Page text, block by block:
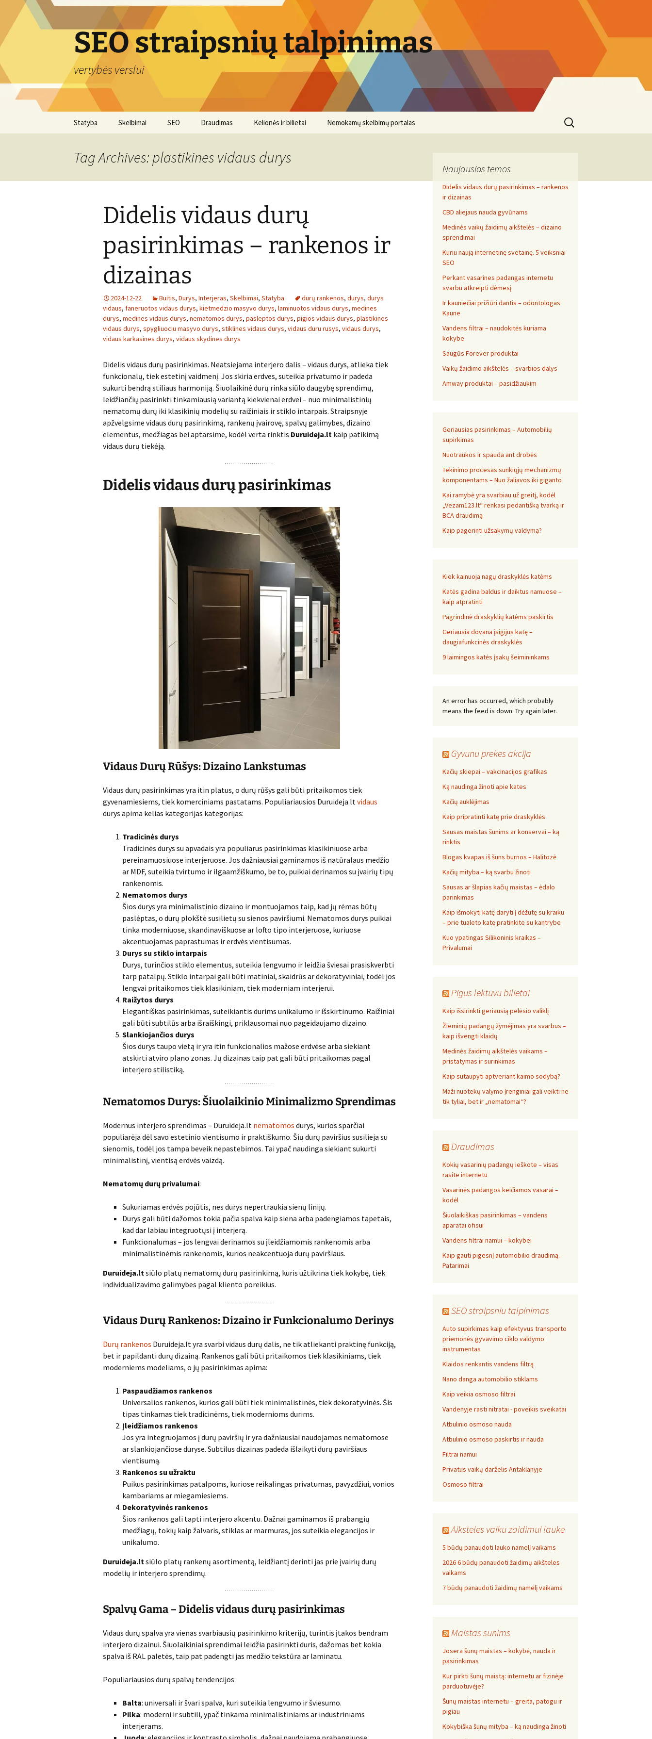
content
SEO straipsnių talpinimas
vertybės verslui
Statyba Skelbimai SEO Draudimas Kelionės ir bilietai Nemokamų skelbimų portalas
Search
for:
Tag Archives: plastikines vidaus durys
Didelis vidaus durų
pasirinkimas – rankenos ir
dizainas
2024-12-22 Buitis, Durys, Interjeras, Skelbimai, Statyba durų rankenos, durys, durys
vidaus, faneruotos vidaus durys, kietmedzio masyvo durys, laminuotos vidaus durys, medines
durys, medines vidaus durys, nematomos durys, pasleptos durys, pigios vidaus durys, plastikines
vidaus durys, spygliuociu masyvo durys, stiklines vidaus durys, vidaus duru rusys, vidaus durys,
vidaus karkasines durys, vidaus skydines durys
Didelis vidaus durų pasirinkimas. Neatsiejama interjero dalis – vidaus durys, atlieka tiek
funkcionalų, tiek estetinį vaidmenį. Jos skiria erdves, suteikia privatumo ir padeda
sukurti bendrą stiliaus harmoniją. Šiuolaikinė durų rinka siūlo daugybę sprendimų,
leidžiančių pasirinkti tinkamiausią variantą kiekvienai erdvei – nuo minimalistinių
nematomų durų iki klasikinių modelių su raižiniais ir stiklo intarpais. Straipsnyje
apžvelgsime vidaus durų pasirinkimą, rankenų įvairovę, spalvų galimybes, dizaino
elementus, medžiagas bei aptarsime, kodėl verta rinktis Duruideja.lt kaip patikimą
vidaus durų tiekėją.
Didelis vidaus durų pasirinkimas
Vidaus Durų Rūšys: Dizaino Lankstumas
Vidaus durų pasirinkimas yra itin platus, o durų rūšys gali būti pritaikomos tiek
gyvenamiesiems, tiek komerciniams pastatams. Populiariausios Duruideja.ltvidaus
durys apima kelias kategorijas kategorijas:
Tradicinės durys
Tradicinės durys su apvadais yra populiarus pasirinkimas klasikiniuose arba
pereinamuosiuose interjeruose. Jos dažniausiai gaminamos iš natūralaus medžio
ar MDF, suteikia tvirtumo ir ilgaamžiškumo, be to, puikiai derinamos su įvairių tipų
rankenomis.
Nematomos durys
Šios durys yra minimalistinio dizaino ir montuojamos taip, kad jų rėmas būtų
paslėptas, o durų plokštė susilietų su sienos paviršiumi. Nematomos durys puikiai
tinka moderniuose, skandinaviškuose ar lofto tipo interjeruose, kuriuose
akcentuojamas paprastumas ir erdvės vientisumas.
Durys su stiklo intarpais
Durys, turinčios stiklo elementus, suteikia lengvumo ir leidžia šviesai prasiskverbti
tarp patalpų. Stiklo intarpai gali būti matiniai, skaidrūs ar dekoratyviniai, todėl jos
lengvai pritaikomos tiek klasikiniam, tiek moderniam interjerui.
Raižytos durys
Elegantiškas pasirinkimas, suteikiantis durims unikalumo ir išskirtinumo. Raižiniai
gali būti subtilūs arba išraiškingi, priklausomai nuo pageidaujamo dizaino.
Slankiojančios durys
Šios durys taupo vietą ir yra itin funkcionalios mažose erdvėse arba siekiant
atskirti atviro plano zonas. Jų dizainas taip pat gali būti pritaikomas pagal
interjero stilistiką.
Nematomos Durys: Šiuolaikinio Minimalizmo Sprendimas
Modernus interjero sprendimas – Duruideja.lt nematomos durys, kurios sparčiai
populiarėja dėl savo estetinio vientisumo ir praktiškumo. Šių durų paviršius susilieja su
sienomis, todėl jos tampa beveik nepastebimos. Tai ypač naudinga siekiant sukurti
minimalistinį, vientisą erdvės vaizdą.
Nematomų durų privalumai:
Sukuriamas erdvės pojūtis, nes durys nepertraukia sienų linijų.
Durys gali būti dažomos tokia pačia spalva kaip siena arba padengiamos tapetais,
kad dar labiau integruotųsi į interjerą.
Funkcionalumas – jos lengvai derinamos su įleidžiamomis rankenomis arba
minimalistinėmis rankenomis, kurios neakcentuoja durų paviršiaus.
Duruideja.ltsiūlo platų nematomų durų pasirinkimą, kuris užtikrina tiek kokybę, tiek
individualizavimo galimybes pagal kliento poreikius.
Vidaus Durų Rankenos: Dizaino ir Funkcionalumo Derinys
Durų rankenos Duruideja.lt yra svarbi vidaus durų dalis, ne tik atliekanti praktinę funkciją,
bet ir papildanti durų dizainą. Rankenos gali būti pritaikomos tiek klasikiniams, tiek
moderniems modeliams, o jų pasirinkimas apima:
Paspaudžiamos rankenos
Universalios rankenos, kurios gali būti tiek minimalistinės, tiek dekoratyvinės. Šis
tipas tinkamas tiek tradicinėms, tiek modernioms durims.
Įleidžiamos rankenos
Jos yra integruojamos į durų paviršių ir yra dažniausiai naudojamos nematomose
ar slankiojančiose duryse. Subtilus dizainas padeda išlaikyti durų paviršiaus
vientisumą.
Rankenos su užraktu
Puikus pasirinkimas patalpoms, kuriose reikalingas privatumas, pavyzdžiui, vonios
kambariams ar miegamiesiems.
Dekoratyvinės rankenos
Šios rankenos gali tapti interjero akcentu. Dažnai gaminamos iš prabangių
medžiagų, tokių kaip žalvaris, stiklas ar marmuras, jos suteikia elegancijos ir
unikalumo.
Duruideja.ltsiūlo platų rankenų asortimentą, leidžiantį derinti jas prie įvairių durų
modelių ir interjero sprendimų.
Spalvų Gama – Didelis vidaus durų pasirinkimas
Vidaus durų spalva yra vienas svarbiausių pasirinkimo kriterijų, turintis įtakos bendram
interjero dizainui. Šiuolaikiniai sprendimai leidžia pasirinkti duris, dažomas bet kokia
spalva iš RAL paletės, taip pat padengti jas medžio tekstūra ar laminatu.
Populiariausios durų spalvų tendencijos:
Balta: universali ir švari spalva, kuri suteikia lengvumo ir šviesumo.
Pilka: moderni ir subtili, ypač tinkama minimalistiniams ar industriniams
interjerams.
Naujausios temos
Didelis vidaus durų pasirinkimas – rankenos
ir dizainas
CBD aliejaus nauda gyvūnams
Medinės vaikų žaidimų aikštelės – dizaino
sprendimai
Kuriu naują internetinę svetainę. 5 veiksniai
SEO
Perkant vasarines padangas internetu
svarbu atkreipti dėmesį
Ir kauniečiai prižiūri dantis – odontologas
Kaune
Vandens filtrai – naudokitės kuriama
kokybe
Saugūs Forever produktai
Vaikų žaidimo aikštelės – svarbios dalys
Amway produktai – pasidžiaukim
Geriausias pasirinkimas – Automobilių
supirkimas
Nuotraukos ir spauda ant drobės
Tekinimo procesas sunkiųjų mechanizmų
komponentams – Nuo žaliavos iki giganto
Kai ramybė yra svarbiau už greitį, kodėl
„Vezam123.lt“ renkasi pedantišką tvarką ir
BCA draudimą
Kaip pagerinti užsakymų valdymą?
Kiek kainuoja nagų draskyklės katėms
Katės gadina baldus ir daiktus namuose –
kaip atpratinti
Pagrindinė draskyklių katėms paskirtis
Geriausia dovana įsigijus katę –
daugiafunkcinės draskyklės
9 laimingos katės įsakų šeimininkams
An error has occurred, which probably
means the feed is down. Try again later.
Gyvunu prekes akcija
Kačių skiepai – vakcinacijos grafikas
Ką naudinga žinoti apie kates
Kačių auklėjimas
Kaip pripratinti katę prie draskyklės
Sausas maistas šunims ar konservai – ką
rinktis
Blogas kvapas iš šuns burnos – Halitozė
Kačių mityba – ką svarbu žinoti
Sausas ar šlapias kačių maistas – ėdalo
parinkimas
Kaip išmokyti katę daryti į dėžutę su kraiku
– prie tualeto katę pratinkite su kantrybe
Kuo ypatingas Silikoninis kraikas –
Privalumai
Pigus lektuvu bilietai
Kaip išsirinkti geriausią pelėsio valiklį
Žieminių padangų žymėjimas yra svarbus –
kaip išvengti klaidų
Medinės žaidimų aikštelės vaikams –
pristatymas ir surinkimas
Kaip sutaupyti aptveriant kaimo sodybą?
Maži nuotekų valymo įrenginiai gali veikti ne
tik tyliai, bet ir „nematomai‘‘?
Draudimas
Kokių vasarinių padangų ieškote – visas
rasite internetu
Vasarinės padangos keičiamos vasarai –
kodėl
Šiuolaikiškas pasirinkimas – vandens
aparatai ofisui
Vandens filtrai namui – kokybei
Kaip gauti pigesnį automobilio draudimą.
Patarimai
SEO straipsniu talpinimas
Auto supirkimas kaip efektyvus transporto
priemonės gyvavimo ciklo valdymo
instrumentas
Klaidos renkantis vandens filtrą
Nano danga automobilio stiklams
Kaip veikia osmoso filtrai
Vandenyje rasti nitratai - poveikis sveikatai
Atbulinio osmoso nauda
Atbulinio osmoso paskirtis ir nauda
Filtrai namui
Privatus vaikų darželis Antaklanyje
Osmoso filtrai
Aiksteles vaiku zaidimui lauke
5 būdų panaudoti lauko namelį vaikams
2026 6 būdų panaudoti žaidimų aikšteles
vaikams
7 būdų panaudoti žaidimų namelį vaikams
Maistas sunims
Josera šunų maistas – kokybė, nauda ir
pasirinkimas
Kur pirkti šunų maistą: internetu ar fizinėje
parduotuvėje?
Šunų maistas internetu – greita, patogu ir
pigiau
Kokybiška šunų mityba – ką naudinga žinoti